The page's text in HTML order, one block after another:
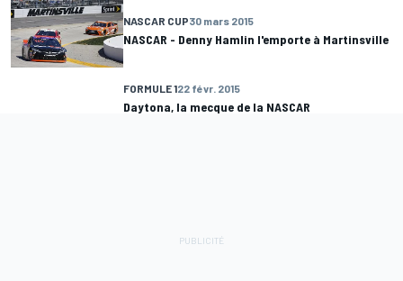
NASCAR CUP30 mars 2015
NASCAR - Denny Hamlin l'emporte à Martinsville
FORMULE 122 févr. 2015
Daytona, la mecque de la NASCAR